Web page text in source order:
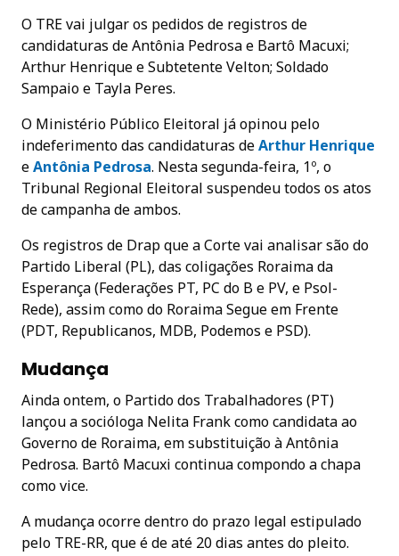
O TRE vai julgar os pedidos de registros de
candidaturas de Antônia Pedrosa e Bartô Macuxi;
Arthur Henrique e Subtetente Velton; Soldado
Sampaio e Tayla Peres.
O Ministério Público Eleitoral já opinou pelo
indeferimento das candidaturas deArthur Henrique
eAntônia Pedrosa. Nesta segunda-feira, 1º, o
Tribunal Regional Eleitoral suspendeu todos os atos
de campanha de ambos.
Os registros de Drap que a Corte vai analisar são do
Partido Liberal (PL), das coligações Roraima da
Esperança (Federações PT, PC do B e PV, e Psol-
Rede), assim como do Roraima Segue em Frente
(PDT, Republicanos, MDB, Podemos e PSD).
Mudança
Ainda ontem, o Partido dos Trabalhadores (PT)
lançou a socióloga Nelita Frank como candidata ao
Governo de Roraima, em substituição à Antônia
Pedrosa. Bartô Macuxi continua compondo a chapa
como vice.
A mudança ocorre dentro do prazo legal estipulado
pelo TRE-RR, que é de até 20 dias antes do pleito.